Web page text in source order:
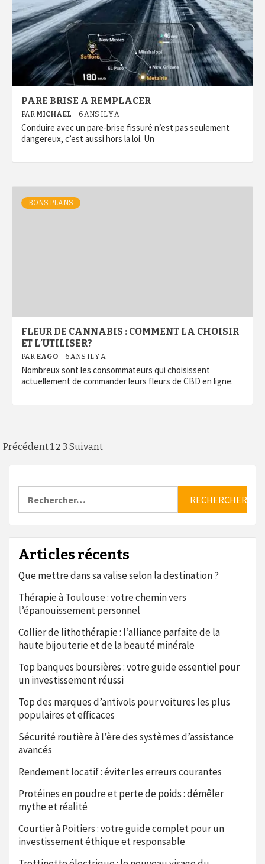
PARE BRISE A REMPLACER
PAR MICHAEL 6 ANS IL Y A
Conduire avec un pare-brise fissuré n’est pas seulement
dangereux, c’est aussi hors la loi. Un
BONS PLANS
FLEUR DE CANNABIS : COMMENT LA CHOISIR
ET L’UTILISER?
PAR EAGO 6 ANS IL Y A
Nombreux sont les consommateurs qui choisissent
actuellement de commander leurs fleurs de CBD en ligne.
Pagination
des
publications
Précédent1 2 3 Suivant
Articles récents
Que mettre dans sa valise selon la destination ?
Thérapie à Toulouse : votre chemin vers
l’épanouissement personnel
Collier de lithothérapie : l’alliance parfaite de la
haute bijouterie et de la beauté minérale
Top banques boursières : votre guide essentiel pour
un investissement réussi
Top des marques d’antivols pour voitures les plus
populaires et efficaces
Sécurité routière à l’ère des systèmes d’assistance
avancés
Rendement locatif : éviter les erreurs courantes
Protéines en poudre et perte de poids : démêler
mythe et réalité
Courtier à Poitiers : votre guide complet pour un
investissement éthique et responsable